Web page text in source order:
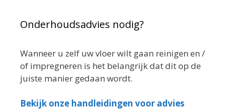
Onderhoudsadvies nodig?
Wanneer u zelf uw vloer wilt gaan reinigen en /
of impregneren is het belangrijk dat dit op de
juiste manier gedaan wordt.
Bekijk onze handleidingen voor advies